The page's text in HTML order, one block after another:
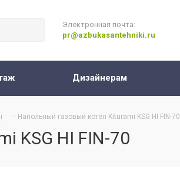
Электронная почта:
pr@azbukasantehniki.ru
Дизайнерам
- Напольный газовый котел Kiturami KSG HI FIN-70
KSG HI FIN-70